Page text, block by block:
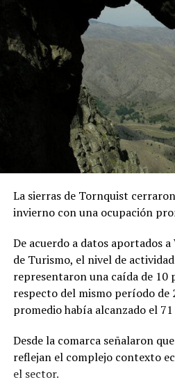
Cabe recordar que la
Municipal incluye
paseo vuelva a tener vida.
La sierras de Tornquist
invierno con una ocupación
De acuerdo a datos aportados a
de Turismo, el nivel de
representaron una caída de 10
respecto del mismo período de
promedio había alcanzado el 71
Desde la comarca señalaron
reflejan el complejo contexto
el sector.